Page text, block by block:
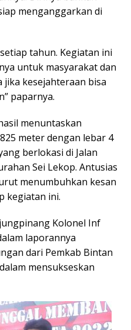
menganggarkan di
tahun. Kegiatan ini
untuk masyarakat dan
kesejahteraan bisa
paparnya.
menuntaskan
meter dengan lebar 4
berlokasi di Jalan
Sei Lekop. Antusias
menumbuhkan kesan
kegiatan ini.
Kolonel Inf
laporannya
dari Pemkab Bintan
mensukseskan